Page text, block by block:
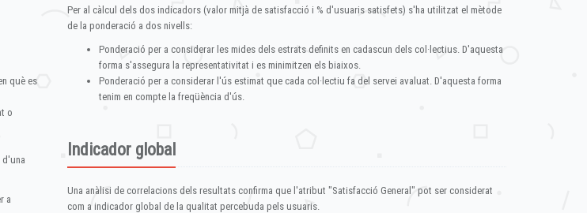
què es
o
d'una
a
Per al càlcul dels dos indicadors (valor mitjà de satisfacció i % d'usuaris satisfets) s'ha utilitzat el mètode
de la ponderació a dos nivells:
Ponderació per a considerar les mides dels estrats definits en cadascun dels col·lectius. D'aquesta
forma s'assegura la representativitat i es minimitzen els biaixos.
Ponderació per a considerar l'ús estimat que cada col·lectiu fa del servei avaluat. D'aquesta forma
tenim en compte la freqüència d'ús.
Indicador global
Una anàlisi de correlacions dels resultats confirma que l'atribut "Satisfacció General" pot ser considerat
com a indicador global de la qualitat percebuda pels usuaris.